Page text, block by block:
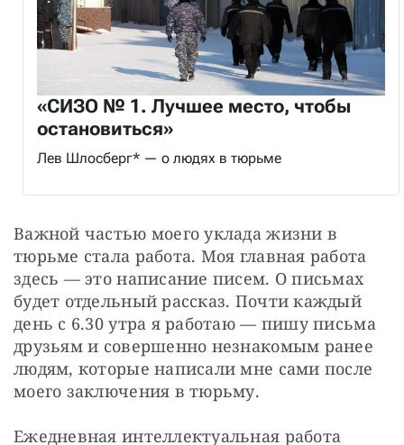
«СИЗО № 1. Лучшее место, чтобы
остановиться»
Лев Шлосберг* — о людях в тюрьме
Важной частью моего уклада жизни в
тюрьме стала работа. Моя главная работа
здесь — это написание писем. О письмах
будет отдельный рассказ. Почти каждый
день с 6.30 утра я работаю — пишу письма
друзьям и совершенно незнакомым ранее
людям, которые написали мне сами после
моего заключения в тюрьму.
Ежедневная интеллектуальная работа